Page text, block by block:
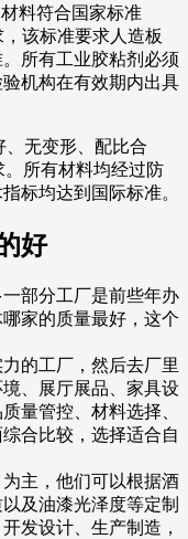
料符合国家标准
该标准要求人造板
所有工业胶粘剂必须
机构在有效期内出具
无变形、配比合
所有材料均经过防
标均达到国际标准。
好
部分工厂是前些年办
家的质量最好，这个
的工厂，然后去厂里
、展厅展品、家具设
量管控、材料选择、
合比较，选择适合自
主，他们可以根据酒
及油漆光泽度等定制
发设计、生产制造，